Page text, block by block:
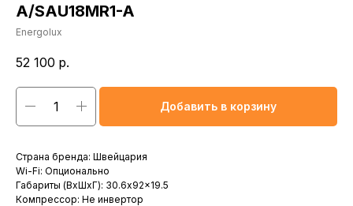
A/SAU18MR1-A
Energolux
52 100 р.
Добавить в корзину
Страна бренда: Швейцария
Wi-Fi: Опционально
Габариты (ВхШхГ): 30.6x92x19.5
Компрессор: Не инвертор